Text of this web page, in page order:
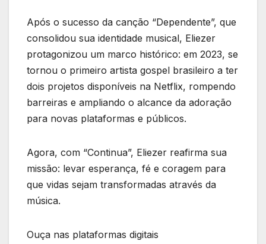
Após o sucesso da canção “Dependente”, que
consolidou sua identidade musical, Eliezer
protagonizou um marco histórico: em 2023, se
tornou o primeiro artista gospel brasileiro a ter
dois projetos disponíveis na Netflix, rompendo
barreiras e ampliando o alcance da adoração
para novas plataformas e públicos.
Agora, com “Continua”, Eliezer reafirma sua
missão: levar esperança, fé e coragem para
que vidas sejam transformadas através da
música.
Ouça nas plataformas digitais